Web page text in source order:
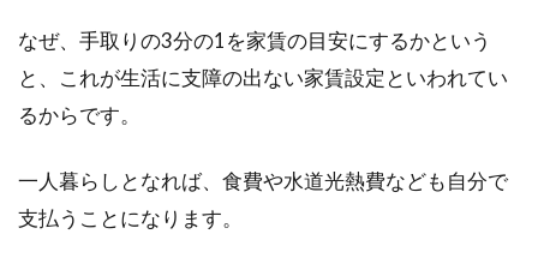
許可されない目的も確認
農地転用は、届出だけで済むこともあります
なぜ、手取りの3分の1を家賃の目安にするかという
と、これが生活に支障の出ない家賃設定といわれてい
るからです。
一人暮らしとなれば、食費や水道光熱費なども自分で
支払うことになります。